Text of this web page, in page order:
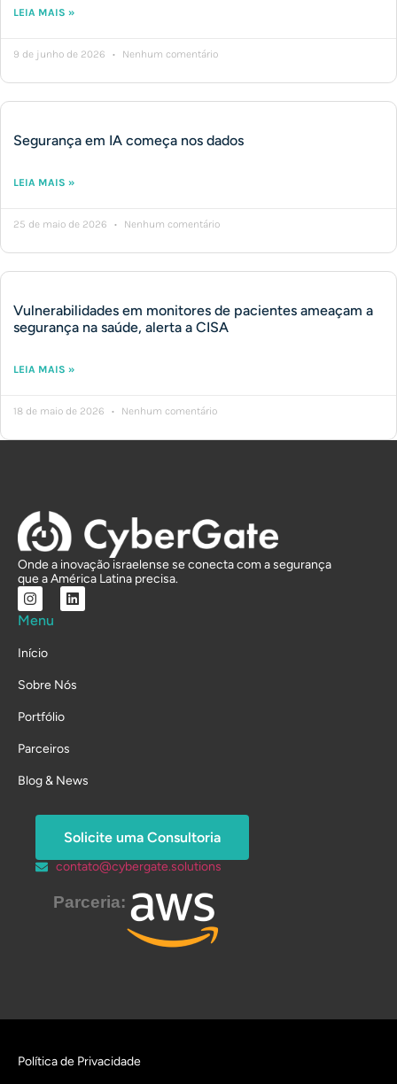
LEIA MAIS »
9 de junho de 2026 Nenhum comentário
Segurança em IA começa nos dados
LEIA MAIS »
25 de maio de 2026 Nenhum comentário
Vulnerabilidades em monitores de pacientes ameaçam a
segurança na saúde, alerta a CISA
LEIA MAIS »
18 de maio de 2026 Nenhum comentário
Onde a inovação israelense se conecta com a segurança
que a América Latina precisa.
Menu
Início
Sobre Nós
Portfólio
Parceiros
Blog & News
Solicite uma Consultoria
contato@cybergate.solutions
Parceria:
Política de Privacidade